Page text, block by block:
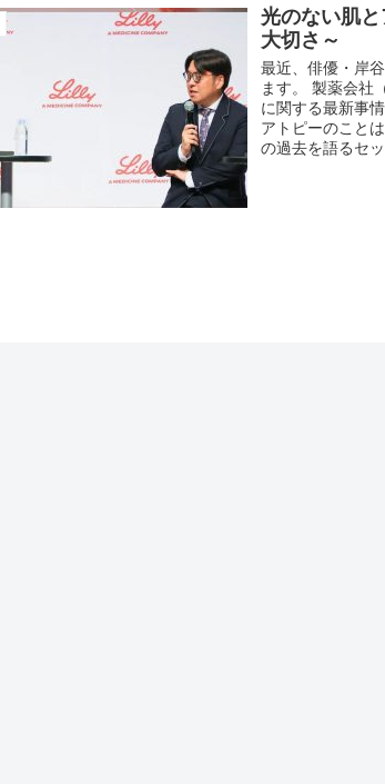
アトピー完全克服１１０
光のない肌
大切さ～
最近、俳優・岸
ます。 製薬会社
に関する最新事
アトピーのこと
の過去を語るセ